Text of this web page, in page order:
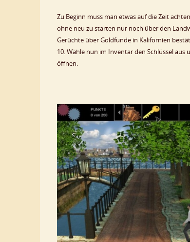
Zu Beginn muss man etwas auf die Zeit
ohne neu zu starten nur noch über den
Gerüchte über Goldfunde in Kalifornien
10. Wähle nun im Inventar den Schlüssel
öffnen.